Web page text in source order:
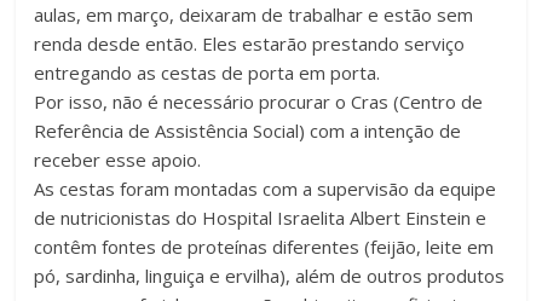
aulas, em março, deixaram de trabalhar e estão sem
renda desde então. Eles estarão prestando serviço
entregando as cestas de porta em porta.
Por isso, não é necessário procurar o Cras (Centro de
Referência de Assistência Social) com a intenção de
receber esse apoio.
As cestas foram montadas com a supervisão da equipe
de nutricionistas do Hospital Israelita Albert Einstein e
contêm fontes de proteínas diferentes (feijão, leite em
pó, sardinha, linguiça e ervilha), além de outros produtos